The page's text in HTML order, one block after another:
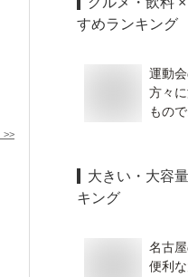
>>
すめランキング
運動
方々
もの
大きい・大容量
キング
名古
便利